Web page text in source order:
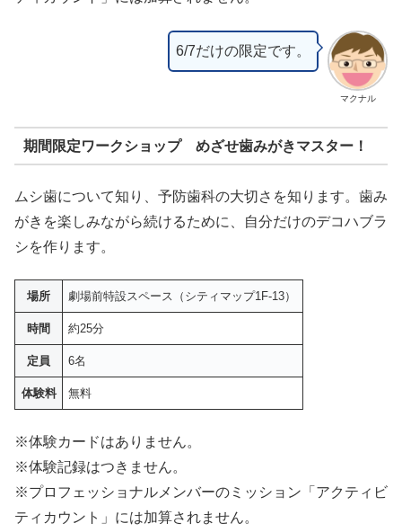
マクナル
6/7だけの限定です。
期間限定ワークショップ めざせ歯みがきマスター！
ムシ歯について知り、予防歯科の大切さを知ります。歯み
がきを楽しみながら続けるために、自分だけのデコハブラ
シを作ります。
場所 劇場前特設スペース（シティマップ1F-13）
時間 約25分
定員 6名
体験料 無料
※体験カードはありません。
※体験記録はつきません。
※プロフェッショナルメンバーのミッション「アクティビ
ティカウント」には加算されません。